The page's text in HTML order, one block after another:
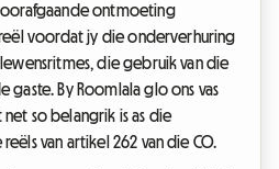
ontmoeting
voordat jy die onderverhuring
die gebruik van die
gaste. By Roomlala glo ons vas
so belangrik is as die
van artikel 262 van die CO.